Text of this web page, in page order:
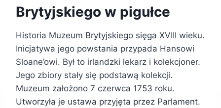
Brytyjskiego w pigułce
Historia Muzeum Brytyjskiego sięga XVIII wieku.
Inicjatywa jego powstania przypada Hansowi
Sloane’owi. Był to irlandzki lekarz i kolekcjoner.
Jego zbiory stały się podstawą kolekcji.
Muzeum założono 7 czerwca 1753 roku.
Utworzyła je ustawa przyjęta przez Parlament.